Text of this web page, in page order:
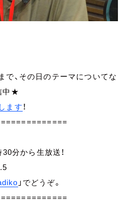
、その日のテーマについてな
中★
ます ！
分から生放送！
」でどうぞ。